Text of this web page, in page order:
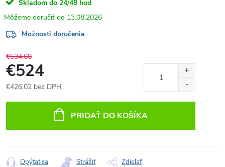
Skladom do 24/48 hod
13.08.2026
Možnosti doručenia
€534,68
€524
€426,02 bez DPH
PRIDAŤ DO KOŠÍKA
Opýtať sa Strážiť Zdieľať